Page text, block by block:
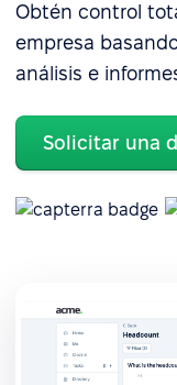
Obtén control
empresa
análisis e
Solicitar una